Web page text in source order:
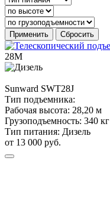
Применить Сбросить
28М
Sunward SWT28J
Тип подъемника:
Рабочая высота: 28,20 м
Грузоподъемность: 340 кг
Тип питания: Дизель
от 13 000 руб.